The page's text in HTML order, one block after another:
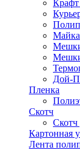
Майка
Дой-
Пленка
Скотч
Скотч
Картонная
Лента